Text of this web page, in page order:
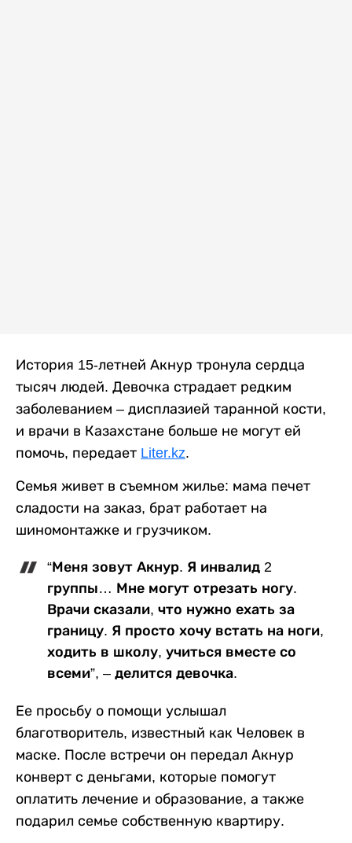
История 15-летней Акнур тронула сердца
тысяч людей. Девочка страдает редким
заболеванием – дисплазией таранной кости,
и врачи в Казахстане больше не могут ей
помочь, передает Liter.kz.
Семья живет в съемном жилье: мама печет
сладости на заказ, брат работает на
шиномонтажке и грузчиком.
“Меня зовут Акнур. Я инвалид 2
группы… Мне могут отрезать ногу.
Врачи сказали, что нужно ехать за
границу. Я просто хочу встать на ноги,
ходить в школу, учиться вместе со
всеми”, – делится девочка.
Ее просьбу о помощи услышал
благотворитель, известный как Человек в
маске. После встречи он передал Акнур
конверт с деньгами, которые помогут
оплатить лечение и образование, а также
подарил семье собственную квартиру.